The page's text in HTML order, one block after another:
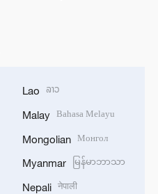
Lao ລາວ
Malay Bahasa Melayu
Mongolian Монгол
Myanmar မြန်မာဘာသာ
Nepali नेपाली